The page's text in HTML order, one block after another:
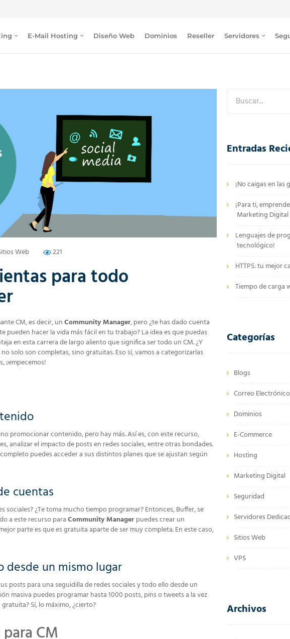
E-Mail Hosting Diseño Web Dominios Reseller Servidores
Web 221
para todo
CM, es decir, unCommunity Manager, pero ¿te has dado cuenta
pueden hacer la vida más fácil en tu trabajo? La idea es que puedas
en esta carrera de largo aliento que significa ser todo un CM. ¿Y
solo son completas, sino gratuitas. Eso sí, vamos a categorizarlas
¡empecemos!
promocionar contenido, pero hay más. Así es, con este recurso,
analizar el impacto de posts en redes sociales, entre otras bondades.
puedes acceder a sus distintos planes que se ajustan según
cuentas
¿Te toma mucho tiempo programar? Entonces, Buffer, se
a este recurso paraCommunity Manager puedes crear un
parte es que es gratuita aparte de ser muy completa. En este caso,
desde un mismo lugar
posts para una seguidilla de redes sociales y todo ello desde un
masiva puedes programar hasta 1000 posts, pins o tweets a la vez
Sí, lo máximo, ¿cierto?
CM
Entradas
¡No caigas en
¡Para ti,
Marketing Digital
Lenguajes de
tecnológico!
HTTPS: tu mejor
Tiempo de carga
Categorías
Blogs
Correo Electrónico
Dominios
E-Commerce
Hosting
Marketing Digital
Seguridad
Servidores
Sitios Web
VPS
Archivos